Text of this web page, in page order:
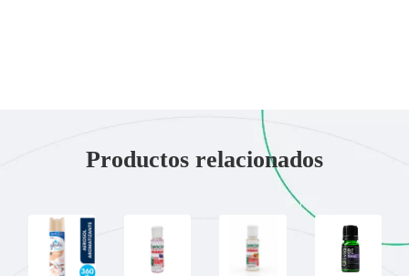
Productos relacionados